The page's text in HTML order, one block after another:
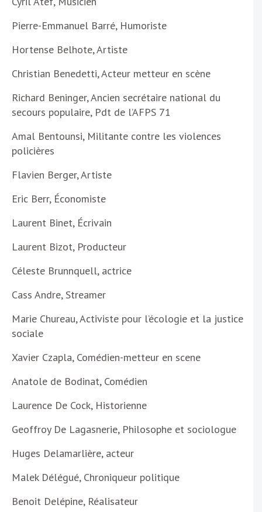
Pierre-Emmanuel Barré, Humoriste
Hortense Belhote, Artiste
Christian Benedetti, Acteur metteur en scène
Richard Beninger, Ancien secrétaire national du
secours populaire, Pdt de l’AFPS 71
Amal Bentounsi, Militante contre les violences
policières
Flavien Berger, Artiste
Eric Berr, Économiste
Laurent Binet, Écrivain
Laurent Bizot, Producteur
Céleste Brunnquell, actrice
Cass Andre, Streamer
Marie Chureau, Activiste pour l’écologie et la justice
sociale
Xavier Czapla, Comédien-metteur en scene
Anatole de Bodinat, Comédien
Laurence De Cock, Historienne
Geoffroy De Lagasnerie, Philosophe et sociologue
Huges Delamarlière, acteur
Malek Délégué, Chroniqueur politique
Benoit Delépine, Réalisateur